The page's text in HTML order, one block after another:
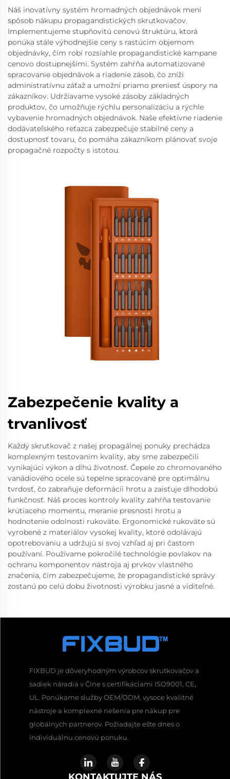
Náš inovatívny systém hromadných objednávok mení
spôsob nákupu propagandistických skrutkovačov.
Implementujeme stupňovitú cenovú štruktúru, ktorá
ponúka stále výhodnejšie ceny s rastúcim objemom
objednávky, čím robí rozsiahle propagandistické kampane
cenovo dostupnejšími. Systém zahŕňa automatizované
spracovanie objednávok a riadenie zásob, čo zníži
administratívnu záťaž a umožní priamo preniesť úspory na
zákazníkov. Udržiavame vysoké zásoby základných
produktov, čo umožňuje rýchlu personalizáciu a rýchle
vybavenie hromadných objednávok. Naše efektívne riadenie
dodávateľského reťazca zabezpečuje stabilné ceny a
dostupnosť tovaru, čo pomáha zákazníkom plánovať svoje
propagačné rozpočty s istotou.
Zabezpečenie kvality a
trvanlivosť
Každý skrutkovač z našej propagálnej ponuky prechádza
komplexným testovaním kvality, aby sme zabezpečili
vynikajúci výkon a dlhú životnosť. Čepele zo chromovaného
vanádiového ocele sú tepelne spracované pre optimálnu
tvrdosť, čo zabraňuje deformácii hrotu a zaisťuje dlhodobú
funkčnosť. Náš proces kontroly kvality zahŕňa testovanie
krútiaceho momentu, meranie presnosti hrotu a
hodnotenie odolnosti rukoväte. Ergonomické rukoväte sú
vyrobené z materiálov vysokej kvality, ktoré odolávajú
opotrebovaniu a udržujú si svoj vzhľad aj pri častom
používaní. Používame pokročilé technológie povlakov na
ochranu komponentov nástroja aj prvkov vlastného
značenia, čím zabezpečujeme, že propagandistické správy
zostanú po celú dobu životnosti výrobku jasné a viditeľné.
FIXBUD je dôveryhodným výrobcov skrutkovačov a
sadiek náradia v Číne s certifikáciami ISO9001, CE,
UL. Ponúkame služby OEM/ODM, vysoce kvalitné
nástroje a komplexné riešenia pre nákup pre
globálnych partnerov. Požiadajte ešte dnes o
individuálnu cenovú ponuku.